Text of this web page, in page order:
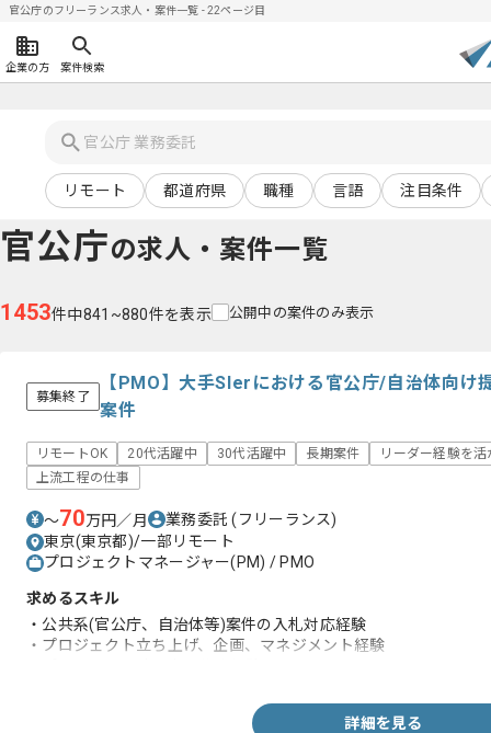
官公庁のフリーランス求人・案件一覧 - 22ページ目
企業の方 案件検索
リモート 都道府県 職種 言語 注目条件
官公庁の求人・案件一覧
1453件中841~880件を表示 公開中の案件のみ表示
募集終了
【PMO】大手SIerにおける官公庁/自治体向け
案件
リモートOK 20代活躍中 30代活躍中 長期案件
リーダー経験を活
上流工程の仕事
〜70万円／月 業務委託(フリーランス)
東京(東京都)/一部リモート
プロジェクトマネージャー(PM) / PMO
求めるスキル
・公共系(官公庁、自治体等)案件の入札対応経験
・プロジェクト立ち上げ、企画、マネジメント経験
詳細を見る